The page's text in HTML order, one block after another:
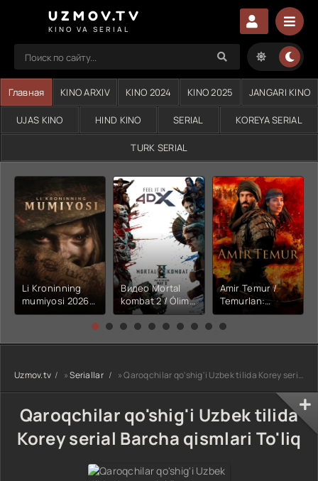
UZMOV.TV
KINO VA SERIAL
Главная KINO ARXIV KINO 2024 KINO 2025 JANGARI KINO
UJAS KINO HIND KINO SERIAL KOREYA SERIAL
TURK SERIAL
Li Kroninning
mumiyosi 2026
(uzbek tilida
kino) tarjima HD
Видео Mortal
kombat 2 / Ólim
jangi 2 (2026)
Uzbek tilida
Amir Temur /
Temurlan:
Fathchining
yuksalishi
tarjima kino Full
HD tas-ix
Uzmov.tv »Seriallar » Qaroqchilar qo'shig'i Uzbek tilida Korey serial Barcha qismlari To'liq
Qaroqchilar qo'shig'i Uzbek tilida
Korey serial Barcha qismlari To'liq